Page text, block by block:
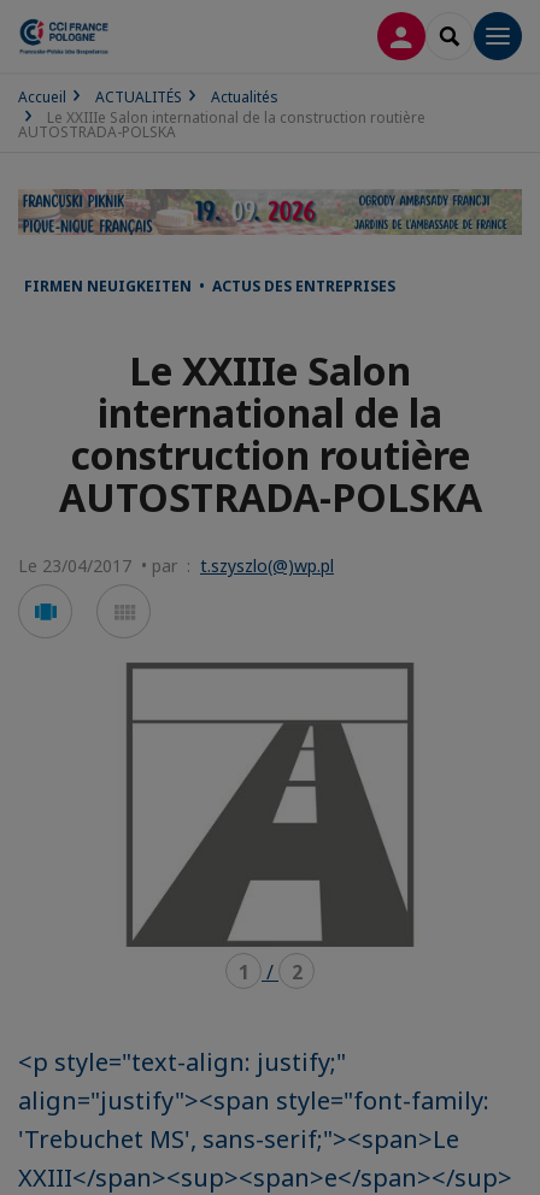
CONNEXION
Accueil ACTUALITÉS
Actualités
Le XXIIIe Salon international de la construction routière
AUTOSTRADA-POLSKA
FIRMEN NEUIGKEITEN • ACTUS DES ENTREPRISES
Le XXIIIe Salon
international de la
construction routière
AUTOSTRADA-POLSKA
Le 23/04/2017 • par : t.szyszlo(@)wp.pl
Voir
en
carousel
en
mosaïque
1 / 2
<p style="text-align: justify;"
align="justify"><span style="font-family:
'Trebuchet MS', sans-serif;"><span>Le
XXIII</span><sup><span>e</span></sup>